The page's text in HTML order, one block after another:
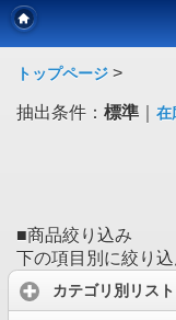
トップページ >
抽出条件： 標準 在
■商品絞り込み
下の項目別に絞り込
カテゴリ別リスト